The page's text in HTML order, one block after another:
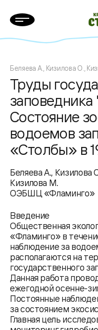
Беляева А., Кизилова О.,
Труды
Состояние
водоемов
«Столбы» в
Беляева А., Кизилова
Кизилова М.
ОЭБШЦ «Фламинго»
Введение
Общественная
«Фламинго» в
наблюдение за
располагаются на
государственного
Данная работа
ежегодной осенне-
Постоянные
за состоянием
Главная цель